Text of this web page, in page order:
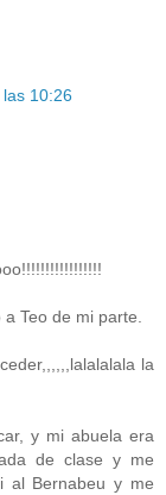
10:26
Teo de mi parte.
la
y mi abuela era
de clase y me
al Bernabeu y me